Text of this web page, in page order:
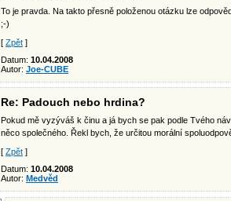
To je pravda. Na takto přesně položenou otázku lze
;-)
[ Zpět ]
Datum: 10.04.2008
Autor: Joe-CUBE
Re: Padouch nebo hrdina?
Pokud mě vyzýváš k činu a já bych se pak podle Tvého
něco společného. Řekl bych, že určitou morální
[ Zpět ]
Datum: 10.04.2008
Autor: Medvěd